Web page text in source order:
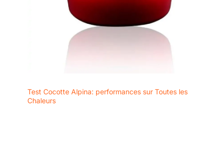
Test Cocotte Alpina: performances sur Toutes les
Chaleurs